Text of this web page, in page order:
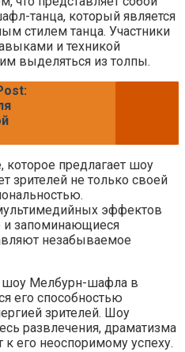
танца, который является
стилем танца. Участники
и техникой
выделяться из толпы.
предлагает шоу
зрителей не только своей
эффектов
и запоминающиеся
незабываемое
шоу Мелбурн-шафла в
его способностью
зрителей. Шоу
развлечения, драматизма
к его неоспоримому успеху.